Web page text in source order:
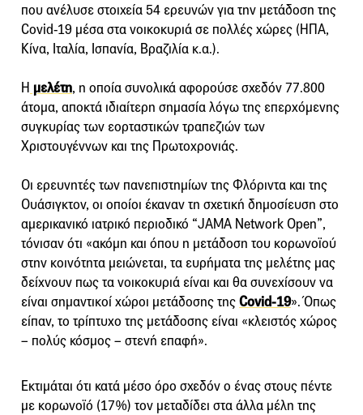
που ανέλυσε στοιχεία 54 ερευνών για την μετάδοση της
Covid-19 μέσα στα νοικοκυριά σε πολλές χώρες (ΗΠΑ,
Κίνα, Ιταλία, Ισπανία, Βραζιλία κ.α.).
Η μελέτη, η οποία συνολικά αφορούσε σχεδόν 77.800
άτομα, αποκτά ιδιαίτερη σημασία λόγω της επερχόμενης
συγκυρίας των εορταστικών τραπεζιών των
Χριστουγέννων και της Πρωτοχρονιάς.
Οι ερευνητές των πανεπιστημίων της Φλόριντα και της
Ουάσιγκτον, οι οποίοι έκαναν τη σχετική δημοσίευση στο
αμερικανικό ιατρικό περιοδικό “JAMA Network Open”,
τόνισαν ότι «ακόμη και όπου η μετάδοση του κορωνοϊού
στην κοινότητα μειώνεται, τα ευρήματα της μελέτης μας
δείχνουν πως τα νοικοκυριά είναι και θα συνεχίσουν να
είναι σημαντικοί χώροι μετάδοσης τηςCovid-19». Όπως
είπαν, το τρίπτυχο της μετάδοσης είναι «κλειστός χώρος
– πολύς κόσμος – στενή επαφή».
Εκτιμάται ότι κατά μέσο όρο σχεδόν ο ένας στους πέντε
με κορωνοϊό (17%) τον μεταδίδει στα άλλα μέλη της